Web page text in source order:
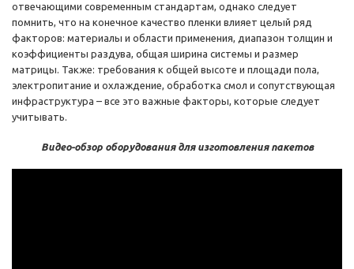
отвечающими современным стандартам, однако следует
помнить, что на конечное качество пленки влияет целый ряд
факторов: материалы и области применения, диапазон толщин и
коэффициенты раздува, общая ширина системы и размер
матрицы. Также: требования к общей высоте и площади пола,
электропитание и охлаждение, обработка смол и сопутствующая
инфраструктура – все это важные факторы, которые следует
учитывать.
Видео-обзор оборудования для изготовления пакетов